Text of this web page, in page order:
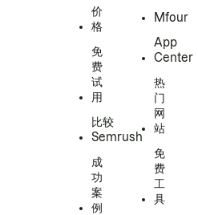
价
格
免
费
试
用
比较
Semrush
成
功
案
例
Mfour
App
Center
热
门
网
站
免
费
工
具